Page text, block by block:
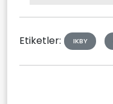
Etiketler: IKBY